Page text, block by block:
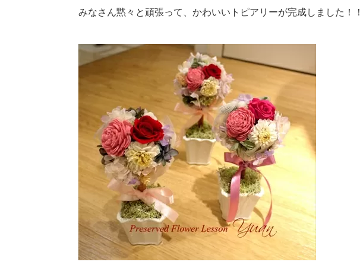
みなさん黙々と頑張って、かわいいトピアリーが完成しました！！